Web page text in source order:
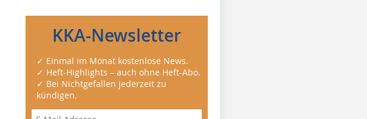
KKA-Newsletter
✓ Einmal im Monat kostenlose News.
✓ Heft-Highlights – auch ohne Heft-Abo.
✓ Bei Nichtgefallen jederzeit zu
kündigen.